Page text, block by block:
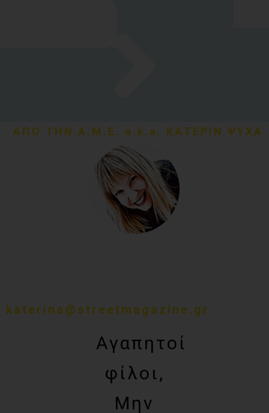
ΑΠΟ ΤΗΝ Α.Μ.Ε. a.k.a. ΚΑΤΕΡΙΝ ΨΥΧΑ
katerina@streetmagazine.gr
Αγαπητοί
φίλοι,
Μην